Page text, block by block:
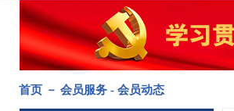
首页 － 会员服务 - 会员动态